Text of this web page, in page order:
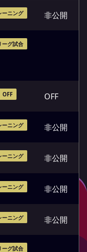
ーニング 非公開
ーグ試合
OFF OFF
ーニング 非公開
ーニング 非公開
ーニング 非公開
ーニング 非公開
ーグ試合